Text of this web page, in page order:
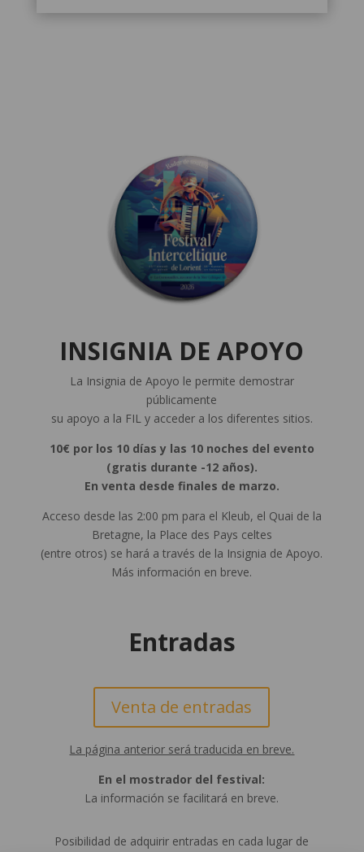
INSIGNIA DE APOYO
La Insignia de Apoyo le permite demostrar
públicamente
su apoyo a la FIL y acceder a los diferentes sitios.
10€ por los 10 días y las 10 noches del evento
(gratis durante -12 años).
En venta desde finales de marzo.
Acceso desde las 2:00 pm para el Kleub, el Quai de la
Bretagne, la Place des Pays celtes
(entre otros) se hará a través de la Insignia de Apoyo.
Más información en breve.
Entradas
Venta de entradas
La página anterior será traducida en breve.
En el mostrador del festival:
La información se facilitará en breve.
Posibilidad de adquirir entradas en cada lugar de